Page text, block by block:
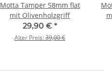
Motta Tamper 58mm flat
mit Olivenholzgriff
29,90 € *
Alter Preis:39,00 €